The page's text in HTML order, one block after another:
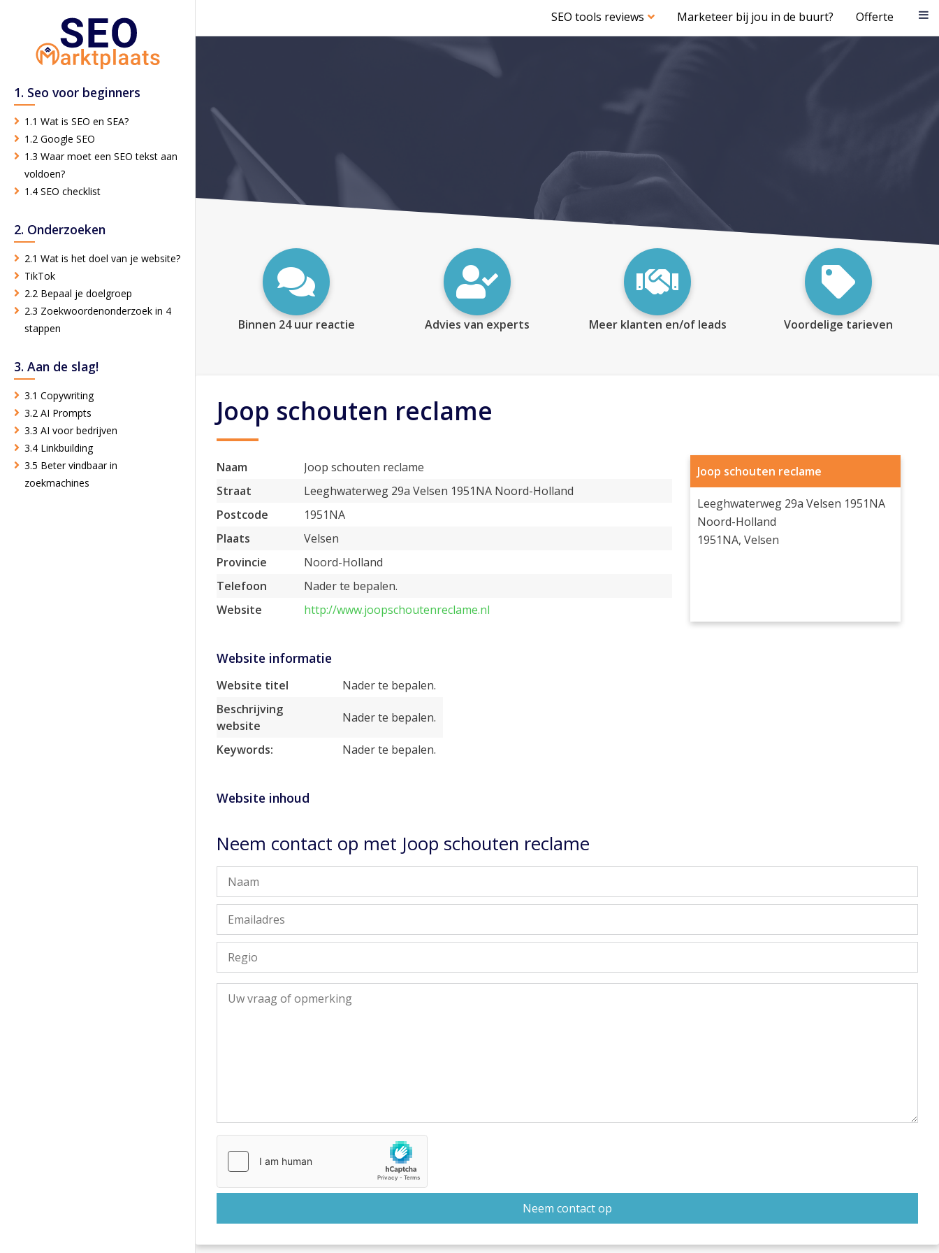
SEO tools reviews Marketeer bij jou in de buurt? Offerte
1. Seo voor beginners
1.1 Wat is SEO en SEA?
1.2 Google SEO
1.3 Waar moet een SEO tekst aan
voldoen?
1.4 SEO checklist
2. Onderzoeken
2.1 Wat is het doel van je website?
TikTok
2.2 Bepaal je doelgroep
2.3 Zoekwoordenonderzoek in 4
stappen
3. Aan de slag!
3.1 Copywriting
3.2 AI Prompts
3.3 AI voor bedrijven
3.4 Linkbuilding
3.5 Beter vindbaar in
zoekmachines
Binnen 24 uur reactie Advies van experts Meer klanten en/of leads Voordelige tarieven
Joop schouten reclame
Naam
Joop schouten reclame
Straat
Leeghwaterweg 29a Velsen 1951NA Noord-Holland
Postcode
1951NA
Plaats
Velsen
Provincie
Noord-Holland
Telefoon
Nader te bepalen.
Website
http://www.joopschoutenreclame.nl
Joop schouten reclame
Leeghwaterweg 29a Velsen 1951NA
Noord-Holland
1951NA, Velsen
Website informatie
Website titel
Nader te bepalen.
Beschrijving
website
Nader te bepalen.
Keywords: Nader te bepalen.
Website inhoud
Neem contact op met Joop schouten reclame